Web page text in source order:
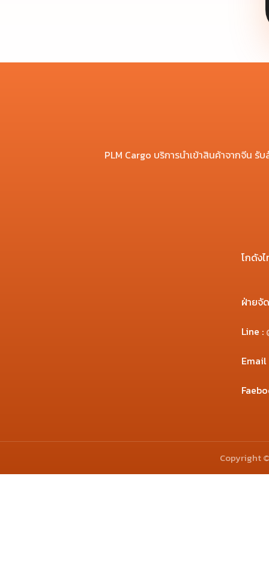
PLM Cargo บริการนำเข้าสินค้าจากจีน
โกดัง
ฝ่ายจั
Line :
Email
Copyright